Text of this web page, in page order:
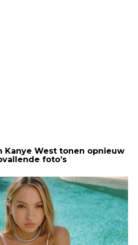
Kanye West tonen opnieuw
foto’s